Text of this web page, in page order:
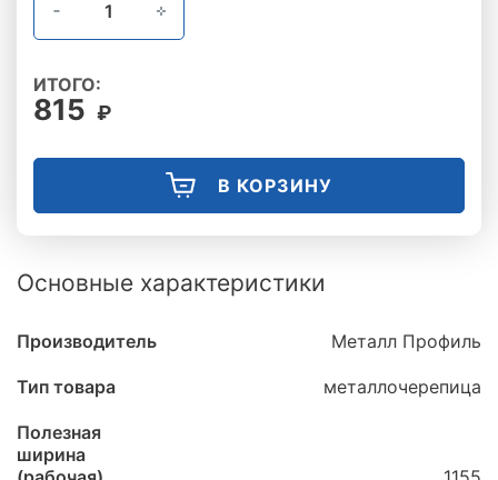
ИТОГО:
815 ₽
В КОРЗИНУ
Основные характеристики
Производитель Металл Профиль
Тип товара металлочерепица
Полезная
ширина